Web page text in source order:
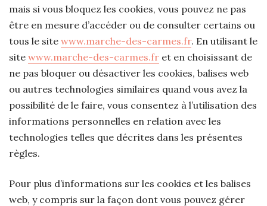
mais si vous bloquez les cookies, vous pouvez ne pas
être en mesure d’accéder ou de consulter certains ou
tous le site www.marche-des-carmes.fr. En utilisant le
site www.marche-des-carmes.fr et en choisissant de
ne pas bloquer ou désactiver les cookies, balises web
ou autres technologies similaires quand vous avez la
possibilité de le faire, vous consentez à l’utilisation des
informations personnelles en relation avec les
technologies telles que décrites dans les présentes
règles.
Pour plus d’informations sur les cookies et les balises
web, y compris sur la façon dont vous pouvez gérer